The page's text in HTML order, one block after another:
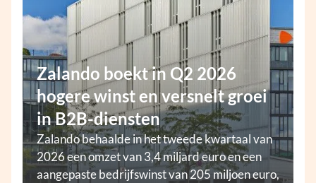
Zalando boekt in Q2 2026
hogere winst en versnelt groei
in B2B-diensten
Zalando behaalde in het tweede kwartaal van
2026 een omzet van 3,4 miljard euro en een
aangepaste bedrijfswinst van 205 miljoen euro,